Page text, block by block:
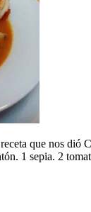
que nos
1 sepia. 2